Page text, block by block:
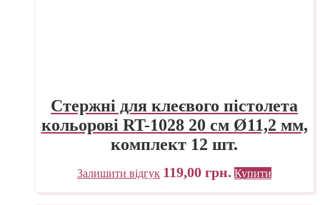
Стержні для клеєвого пістолета
кольорові RT-1028 20 см Ø11,2 мм,
комплект 12 шт.
Залишити відгук 119,00 грн. Купити